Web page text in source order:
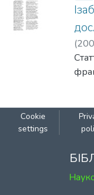
(
Cookie
settings